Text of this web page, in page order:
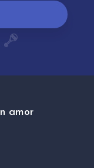
amor